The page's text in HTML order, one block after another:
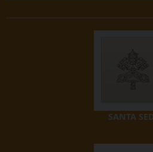
SANTA